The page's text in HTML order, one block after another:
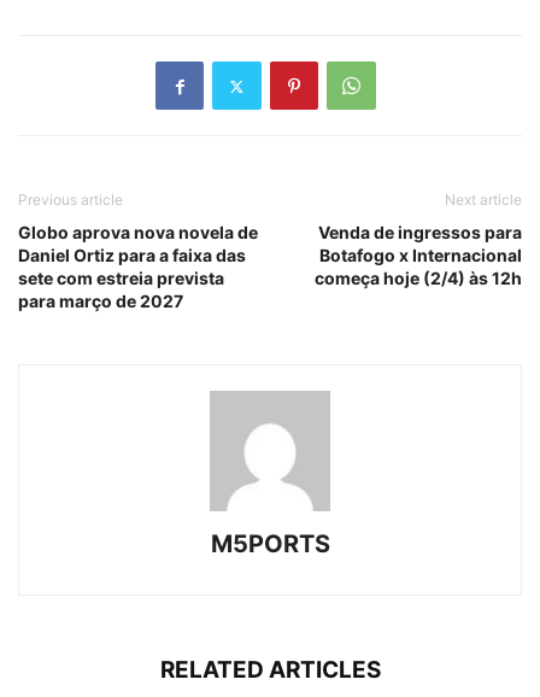
Previous article
Globo aprova nova novela de
Daniel Ortiz para a faixa das
sete com estreia prevista
para março de 2027
Next article
Venda de ingressos para
Botafogo x Internacional
começa hoje (2/4) às 12h
M5PORTS
RELATED ARTICLES